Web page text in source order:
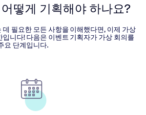
떻게 기획해야 하나요?
데 필요한 모든 사항을 이해했다면, 이제 가상
입니다! 다음은 이벤트 기획자가 가상 회의를
요 단계입니다.